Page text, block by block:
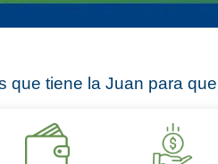
que tiene la Juan para